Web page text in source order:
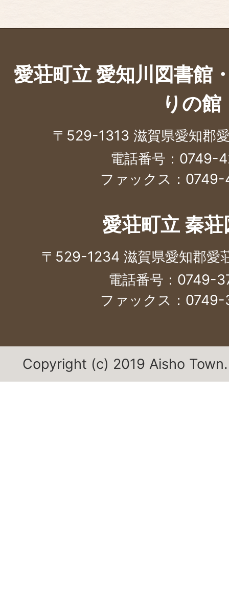
愛荘町立 愛知川図書館
りの館
〒529-1313 滋賀県愛知郡
電話番号：0749-
ファックス：
愛荘町立 秦
〒529-1234 滋賀県愛知郡愛
電話番号：0749-
ファックス：
Copyright (c) 2019 Aisho